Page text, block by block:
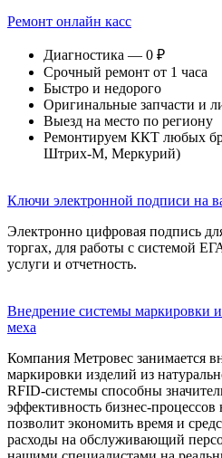
Ремонт онлайн касс
Диагностика — 0 ₽
Срочный ремонт от 1 часа
Быстро и недорого
Оригинальные запчасти и
Выезд на место по региону
Ремонтируем ККТ любых
Штрих-М, Меркурий)
Ключи электронной подписи на
Электронно цифровая подпись
торгах, для работы с системой
услуги и отчетность.
Внедрение системы маркировки
меха
Компания Метровес занимается
маркировки изделий из
RFID-системы способны
эффективность бизнес-
позволит экономить время и
расходы на обслуживающий